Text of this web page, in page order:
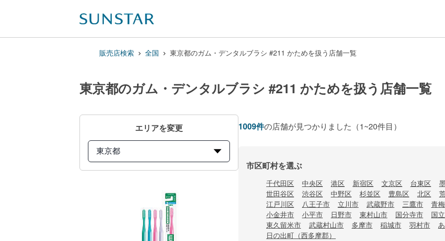
販売店検索 全国 東京都のガム・デンタルブラシ #211 かためを扱う店舗一覧
東京都のガム・デンタルブラシ #211 かためを扱う店舗一覧
エリアを変更
東京都
1009件の店舗が見つかりました （1~20件目）
市区町村を選ぶ
千代田区 中央区 港区 新宿区 文京区 台東区
世田谷区
渋谷区 中野区 杉並区 豊島区 北区
江戸川区
八王子市 立川市 武蔵野市 三鷹市
青
小金井市
小平市 日野市 東村山市 国分寺市
国
東久留米市
武蔵村山市 多摩市 稲城市 羽村市
日の出町（西多摩郡）